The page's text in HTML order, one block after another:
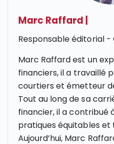
Marc Raffard
Responsable éditorial -
Marc Raffard est un
financiers, il a travaillé
courtiers et émetteur
Tout au long de sa
financier, il a contribué
pratiques équitables et
Aujourd’hui, Marc